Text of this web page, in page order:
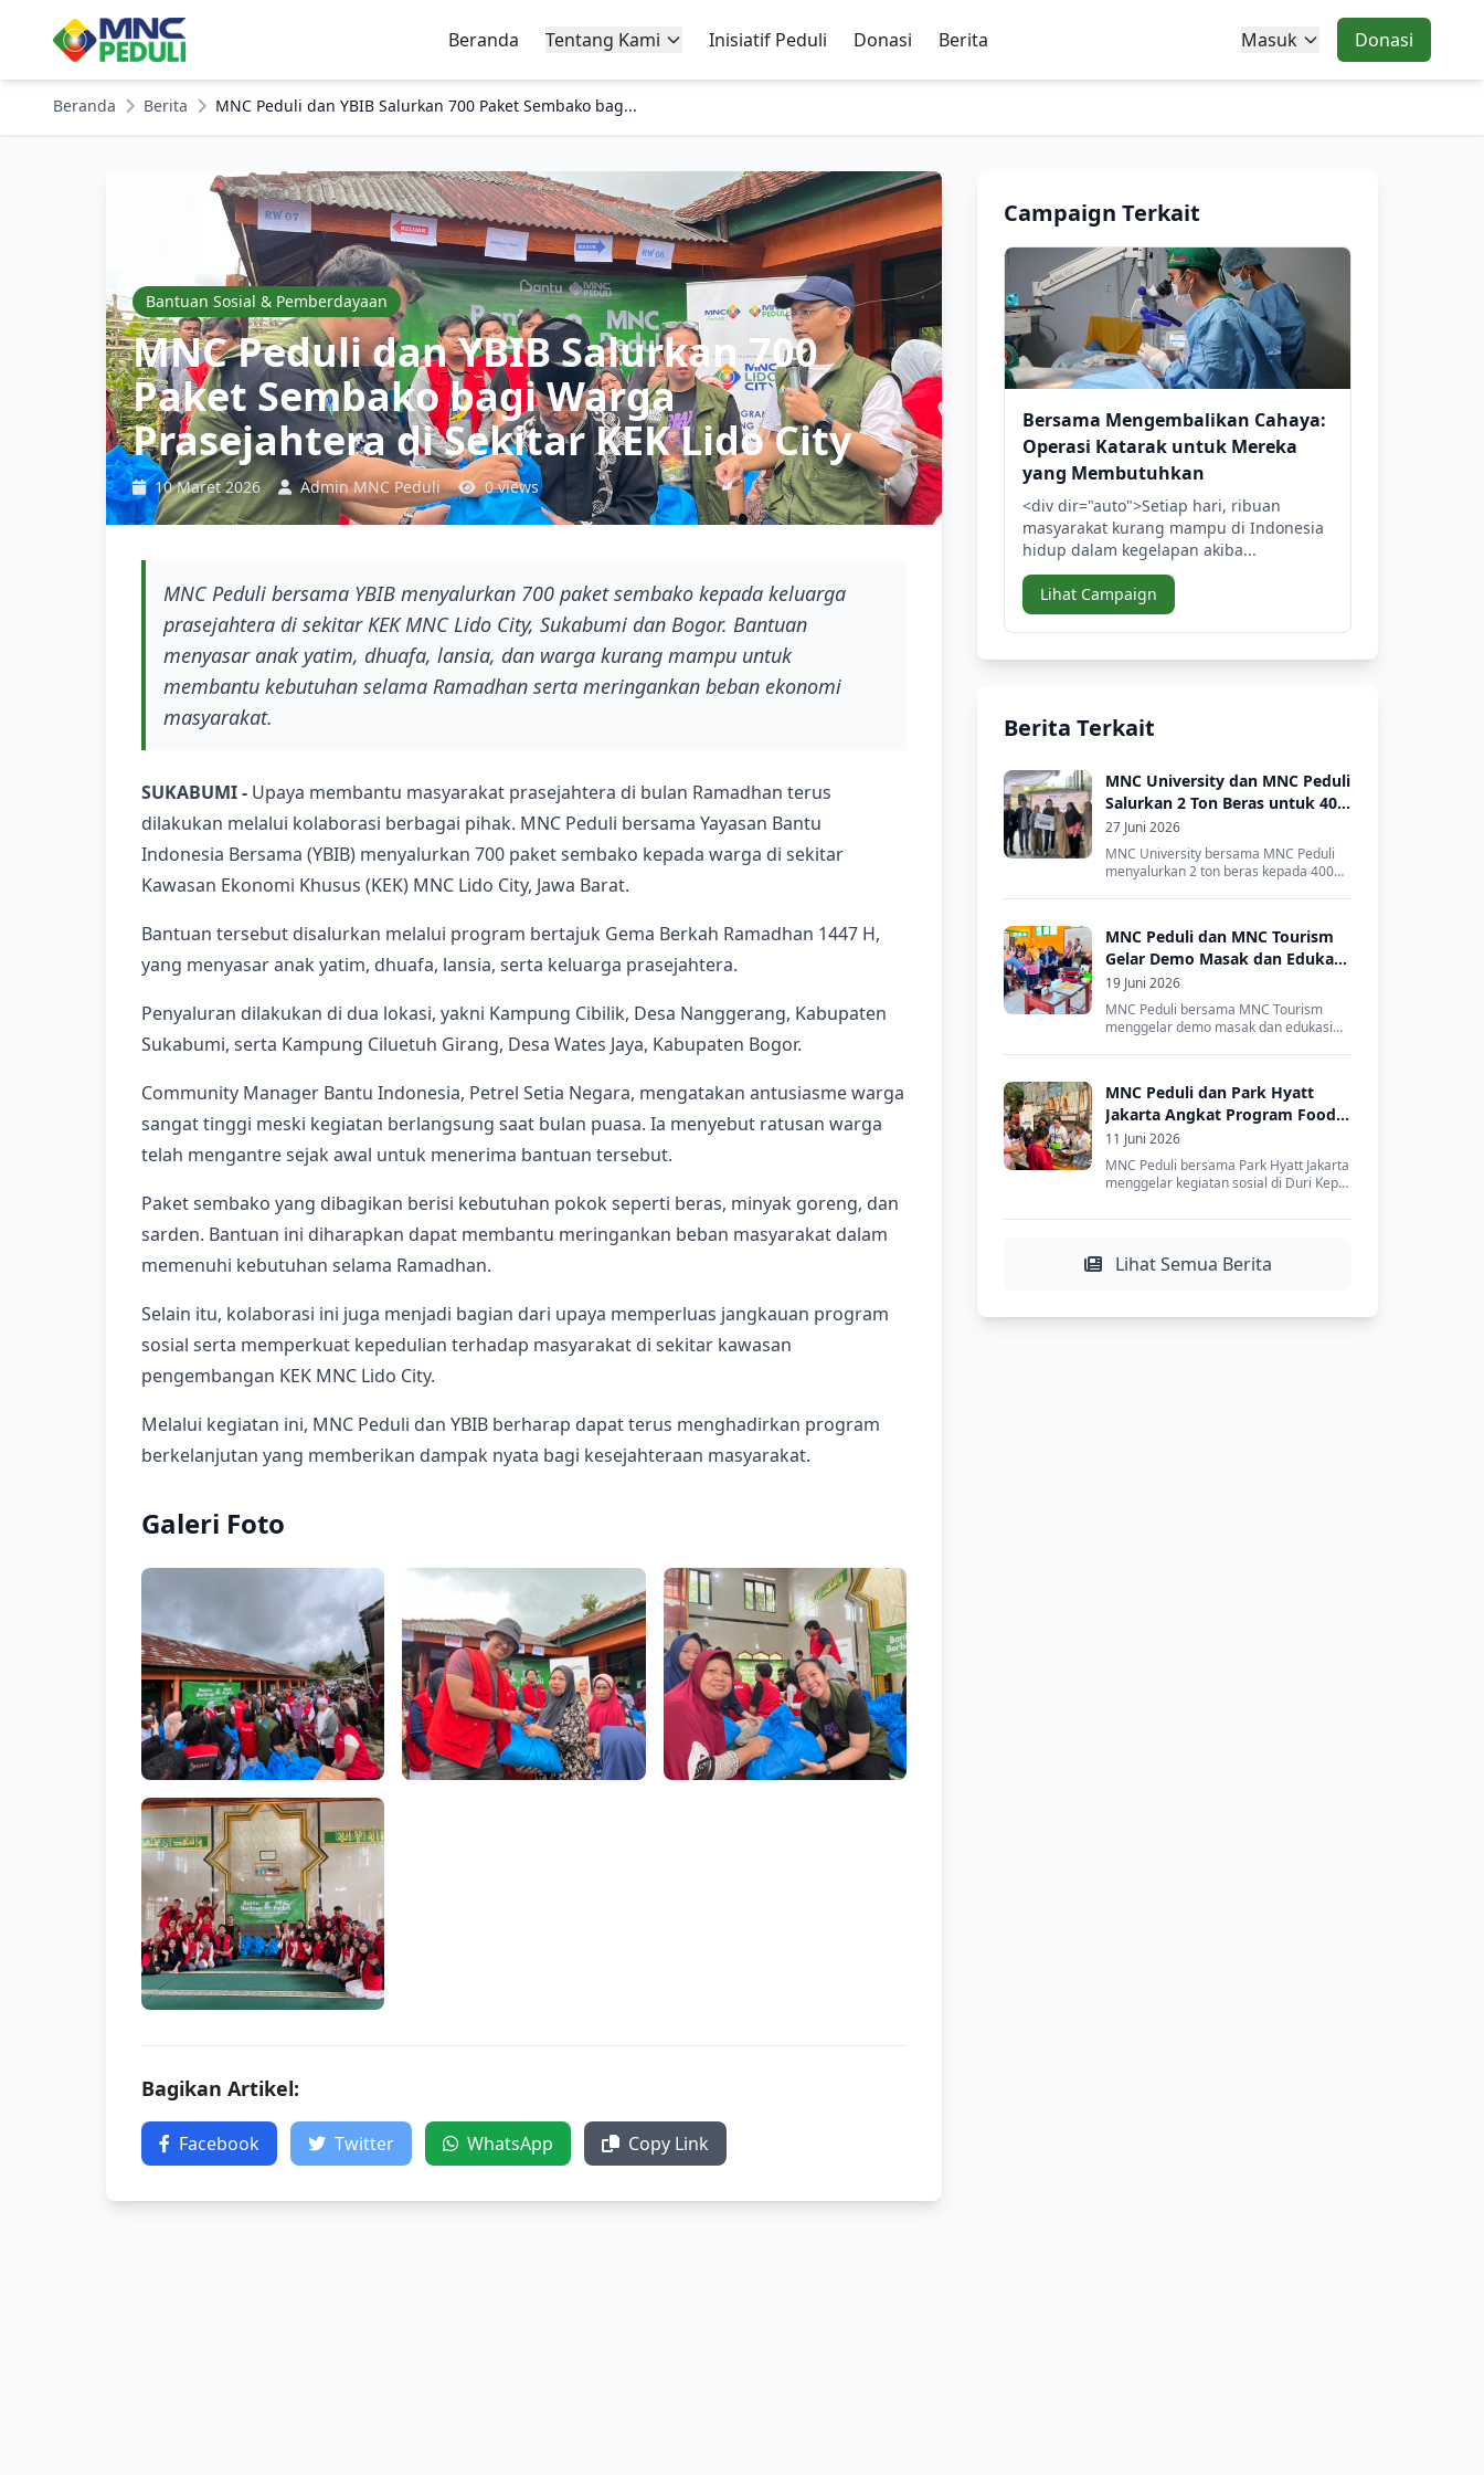
Beranda Tentang Kami Inisiatif Peduli Donasi Berita Masuk Donasi
Beranda Berita MNC Peduli dan YBIB Salurkan 700 Paket Sembako bag...
Bantuan Sosial & Pemberdayaan
MNC Peduli dan YBIB Salurkan 700
Paket Sembako bagi Warga
Prasejahtera di Sekitar KEK Lido City
10 Maret 2026 Admin MNC Peduli 0 views
MNC Peduli bersama YBIB menyalurkan 700 paket sembako kepada keluarga
prasejahtera di sekitar KEK MNC Lido City, Sukabumi dan Bogor. Bantuan
menyasar anak yatim, dhuafa, lansia, dan warga kurang mampu untuk
membantu kebutuhan selama Ramadhan serta meringankan beban ekonomi
masyarakat.
SUKABUMI - Upaya membantu masyarakat prasejahtera di bulan Ramadhan terus
dilakukan melalui kolaborasi berbagai pihak. MNC Peduli bersama Yayasan Bantu
Indonesia Bersama (YBIB) menyalurkan 700 paket sembako kepada warga di sekitar
Kawasan Ekonomi Khusus (KEK) MNC Lido City, Jawa Barat.
Bantuan tersebut disalurkan melalui program bertajuk Gema Berkah Ramadhan 1447 H,
yang menyasar anak yatim, dhuafa, lansia, serta keluarga prasejahtera.
Penyaluran dilakukan di dua lokasi, yakni Kampung Cibilik, Desa Nanggerang, Kabupaten
Sukabumi, serta Kampung Ciluetuh Girang, Desa Wates Jaya, Kabupaten Bogor.
Community Manager Bantu Indonesia, Petrel Setia Negara, mengatakan antusiasme warga
sangat tinggi meski kegiatan berlangsung saat bulan puasa. Ia menyebut ratusan warga
telah mengantre sejak awal untuk menerima bantuan tersebut.
Paket sembako yang dibagikan berisi kebutuhan pokok seperti beras, minyak goreng, dan
sarden. Bantuan ini diharapkan dapat membantu meringankan beban masyarakat dalam
memenuhi kebutuhan selama Ramadhan.
Selain itu, kolaborasi ini juga menjadi bagian dari upaya memperluas jangkauan program
sosial serta memperkuat kepedulian terhadap masyarakat di sekitar kawasan
pengembangan KEK MNC Lido City.
Melalui kegiatan ini, MNC Peduli dan YBIB berharap dapat terus menghadirkan program
berkelanjutan yang memberikan dampak nyata bagi kesejahteraan masyarakat.
Galeri Foto
Bagikan Artikel:
Facebook Twitter WhatsApp Copy Link
Campaign Terkait
Bersama Mengembalikan Cahaya:
Operasi Katarak untuk Mereka
yang Membutuhkan
<div dir="auto">Setiap hari, ribuan
masyarakat kurang mampu di Indonesia
hidup dalam kegelapan akiba...
Lihat Campaign
Berita Terkait
MNC University dan MNC Peduli
Salurkan 2 Ton Beras untuk 400
Warga Kebon Sirih
27 Juni 2026
MNC University bersama MNC Peduli
menyalurkan 2 ton beras kepada 400
MNC Peduli dan MNC Tourism
Gelar Demo Masak dan Edukasi
Gizi untuk Warga Kampung
Cibilik
19 Juni 2026
MNC Peduli bersama MNC Tourism
menggelar demo masak dan edukasi
MNC Peduli dan Park Hyatt
Jakarta Angkat Program Food
Rescue, Bagikan Pangan Gratis
untuk Warga Duri Kepa
11 Juni 2026
MNC Peduli bersama Park Hyatt Jakarta
menggelar kegiatan sosial di Duri Kepa,
Lihat Semua Berita